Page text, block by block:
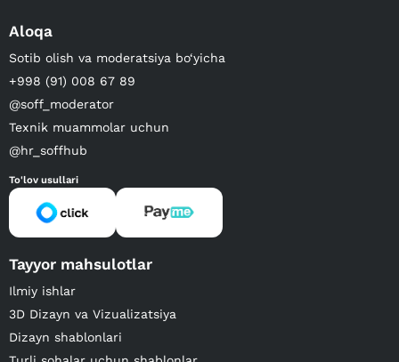
Aloqa
Sotib olish va moderatsiya bo‘yicha
+998 (91) 008 67 89
@soff_moderator
Texnik muammolar uchun
@hr_soffhub
To'lov usullari
Tayyor mahsulotlar
Ilmiy ishlar
3D Dizayn va Vizualizatsiya
Dizayn shablonlari